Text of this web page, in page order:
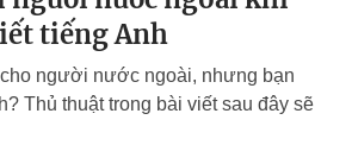
tiếng Anh
người nước ngoài, nhưng bạn
Thủ thuật trong bài viết sau đây sẽ